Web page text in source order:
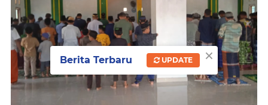
×
Berita Terbaru UPDATE